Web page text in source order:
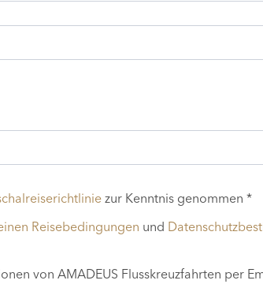
zur Kenntnis genommen *
Reisebedingungen und
von AMADEUS Flusskreuzfahrten per